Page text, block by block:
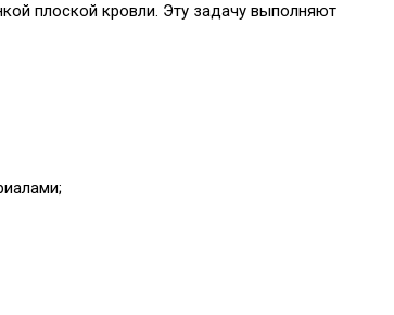
плоской кровли. Эту задачу выполняют